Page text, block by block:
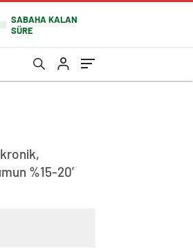
SABAHA KALAN
SÜRE
%15-20’